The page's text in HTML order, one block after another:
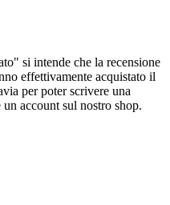
si intende che la recensione
effettivamente acquistato il
per poter scrivere una
account sul nostro shop.